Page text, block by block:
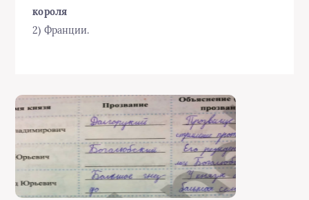
короля
2) Франции.